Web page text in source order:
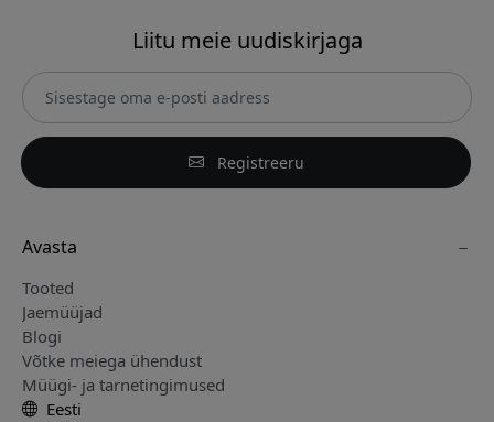
Liitu meie uudiskirjaga
Registreeru
Avasta
Tooted
Jaemüüjad
Blogi
Võtke meiega ühendust
Müügi- ja tarnetingimused
Eesti